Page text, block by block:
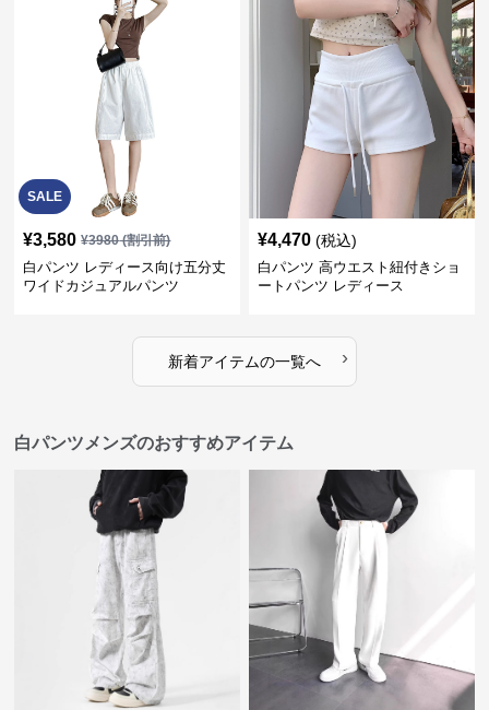
SALE
¥3,580 ¥3980(割引前)
白パンツ レディース向け五分丈
ワイドカジュアルパンツ
¥4,470 (税込)
白パンツ 高ウエスト紐付きショ
ートパンツ レディース
新着アイテムの一覧へ ›
白パンツメンズのおすすめアイテム